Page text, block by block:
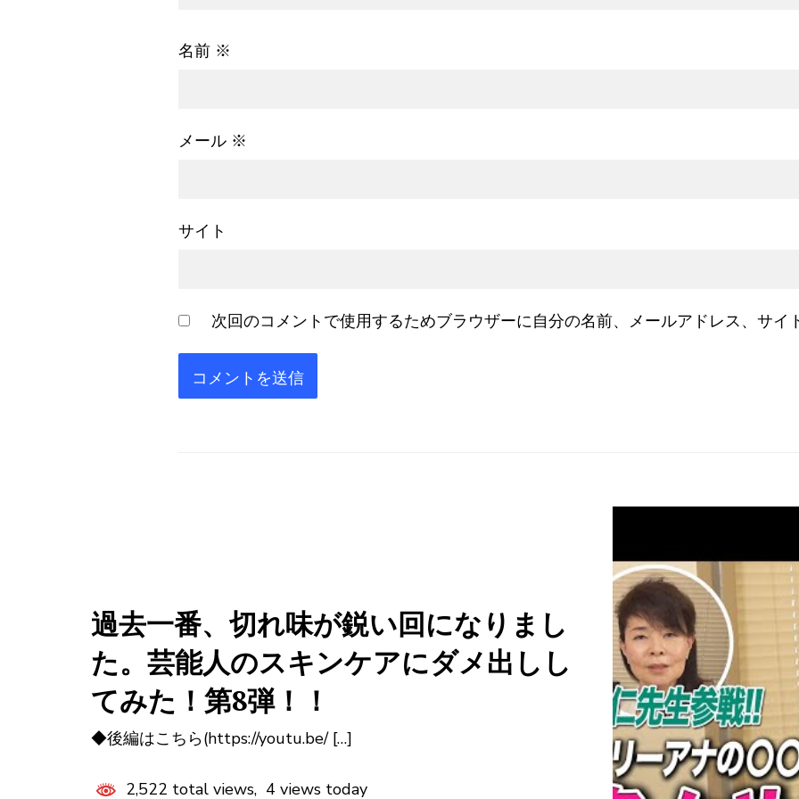
名前 ※
メール ※
サイト
次回のコメントで使用するためブラウザーに自分の名前、メールアドレス、サイ
過去一番、切れ味が鋭い回になりまし
た。芸能人のスキンケアにダメ出しし
てみた！第8弾！！
◆後編はこちら(https://youtu.be/ […]
2,522 total views, 4 views today